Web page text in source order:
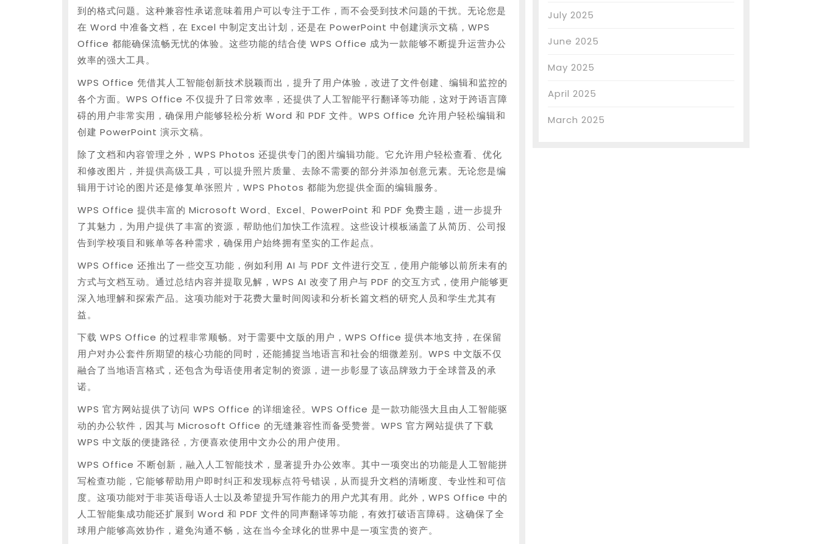
到的格式问题。这种兼容性承诺意味着用户可以专注于工作，而不会受到技术问题的干扰。无论您是
在 Word 中准备文档，在 Excel 中制定支出计划，还是在 PowerPoint 中创建演示文稿，WPS
Office 都能确保流畅无忧的体验。这些功能的结合使 WPS Office 成为一款能够不断提升运营办公
效率的强大工具。
WPS Office 凭借其人工智能创新技术脱颖而出，提升了用户体验，改进了文件创建、编辑和监控的
各个方面。WPS Office 不仅提升了日常效率，还提供了人工智能平行翻译等功能，这对于跨语言障
碍的用户非常实用，确保用户能够轻松分析 Word 和 PDF 文件。WPS Office 允许用户轻松编辑和
创建 PowerPoint 演示文稿。
除了文档和内容管理之外，WPS Photos 还提供专门的图片编辑功能。它允许用户轻松查看、优化
和修改图片，并提供高级工具，可以提升照片质量、去除不需要的部分并添加创意元素。无论您是编
辑用于讨论的图片还是修复单张照片，WPS Photos 都能为您提供全面的编辑服务。
WPS Office 提供丰富的 Microsoft Word、Excel、PowerPoint 和 PDF 免费主题，进一步提升
了其魅力，为用户提供了丰富的资源，帮助他们加快工作流程。这些设计模板涵盖了从简历、公司报
告到学校项目和账单等各种需求，确保用户始终拥有坚实的工作起点。
WPS Office 还推出了一些交互功能，例如利用 AI 与 PDF 文件进行交互，使用户能够以前所未有的
方式与文档互动。通过总结内容并提取见解，WPS AI 改变了用户与 PDF 的交互方式，使用户能够更
深入地理解和探索产品。这项功能对于花费大量时间阅读和分析长篇文档的研究人员和学生尤其有
益。
下载 WPS Office 的过程非常顺畅。对于需要中文版的用户，WPS Office 提供本地支持，在保留
用户对办公套件所期望的核心功能的同时，还能捕捉当地语言和社会的细微差别。WPS 中文版不仅
融合了当地语言格式，还包含为母语使用者定制的资源，进一步彰显了该品牌致力于全球普及的承
诺。
WPS 官方网站提供了访问 WPS Office 的详细途径。WPS Office 是一款功能强大且由人工智能驱
动的办公软件，因其与 Microsoft Office 的无缝兼容性而备受赞誉。WPS 官方网站提供了下载
WPS 中文版的便捷路径，方便喜欢使用中文办公的用户使用。
WPS Office 不断创新，融入人工智能技术，显著提升办公效率。其中一项突出的功能是人工智能拼
写检查功能，它能够帮助用户即时纠正和发现标点符号错误，从而提升文档的清晰度、专业性和可信
度。这项功能对于非英语母语人士以及希望提升写作能力的用户尤其有用。此外，WPS Office 中的
人工智能集成功能还扩展到 Word 和 PDF 文件的同声翻译等功能，有效打破语言障碍。这确保了全
球用户能够高效协作，避免沟通不畅，这在当今全球化的世界中是一项宝贵的资产。
July 2025
June 2025
May 2025
April 2025
March 2025